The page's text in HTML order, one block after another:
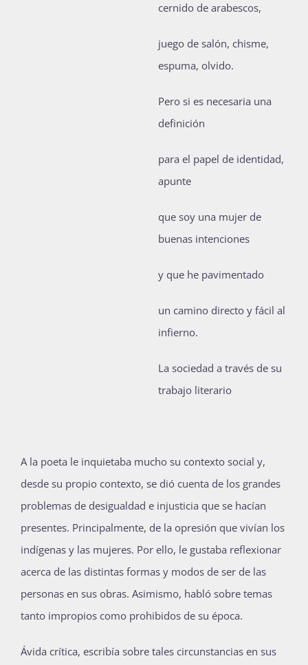
cernido de arabescos,
juego de salón, chisme,
espuma, olvido.
Pero si es necesaria una
definición
para el papel de identidad,
apunte
que soy una mujer de
buenas intenciones
y que he pavimentado
un camino directo y fácil al
infierno.
La sociedad a través de su
trabajo literario
A la poeta le inquietaba mucho su contexto social y,
desde su propio contexto, se dió cuenta de los grandes
problemas de desigualdad e injusticia que se hacían
presentes. Principalmente, de la opresión que vivían los
indígenas y las mujeres. Por ello, le gustaba reflexionar
acerca de las distintas formas y modos de ser de las
personas en sus obras. Asimismo, habló sobre temas
tanto impropios como prohibidos de su época.
Ávida crítica, escribía sobre tales circunstancias en sus